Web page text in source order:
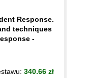
Response.
techniques
-
340.66 zł